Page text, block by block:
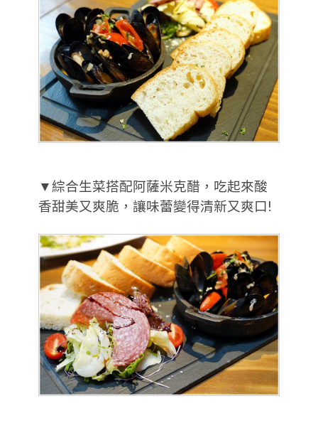
▼綜合生菜搭配阿薩米克醋，吃起來酸
香甜美又爽脆，讓味蕾變得清新又爽口!